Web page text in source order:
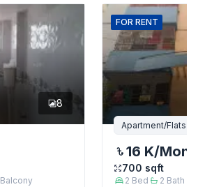
8
Balcony
FOR RENT
Apartment/Flats
16 K/
700 sqft
2 Bed 2 Bath